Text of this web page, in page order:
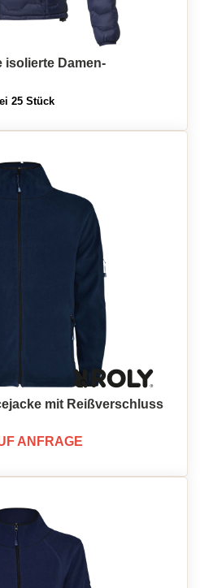
isolierte Damen-
25 Stück
mit Reißverschluss
ANFRAGE